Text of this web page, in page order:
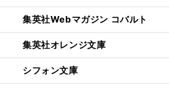
集英社Webマガジン コバルト
集英社オレンジ文庫
シフォン文庫